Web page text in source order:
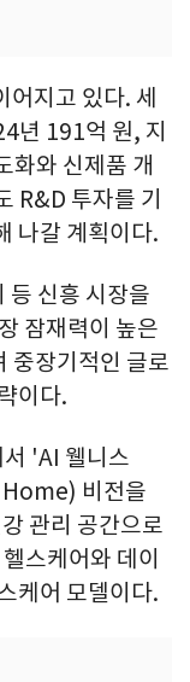
지고 있다. 세
년 191억 원, 지
화와 신제품 개
R&D 투자를 기
나갈 계획이다.
등 신흥 시장을
잠재력이 높은
중장기적인 글로
이다.
'AI 웰니스
비전을
관리 공간으로
스케어와 데이
케어 모델이다.